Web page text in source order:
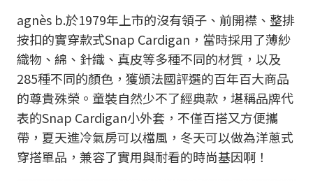
agnès b.於1979年上市的沒有領子、前開襟、整排
按扣的實穿款式Snap Cardigan，當時採用了薄紗
織物、綿、針織、真皮等多種不同的材質，以及
285種不同的顏色，獲頒法國評選的百年百大商品
的尊貴殊榮。童裝自然少不了經典款，堪稱品牌代
表的Snap Cardigan小外套，不僅百搭又方便攜
帶，夏天進冷氣房可以檔風，冬天可以做為洋蔥式
穿搭單品，兼容了實用與耐看的時尚基因啊！